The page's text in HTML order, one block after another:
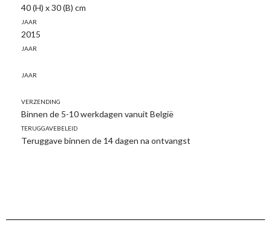
40 (H) x 30 (B) cm
Jaar
2015
Jaar
Jaar
Verzending
Binnen de 5-10 werkdagen vanuit België
Teruggavebeleid
Teruggave binnen de 14 dagen na ontvangst